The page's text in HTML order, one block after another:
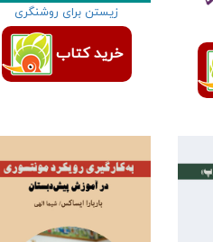
زیستن برای روشنگری
خرید کتاب